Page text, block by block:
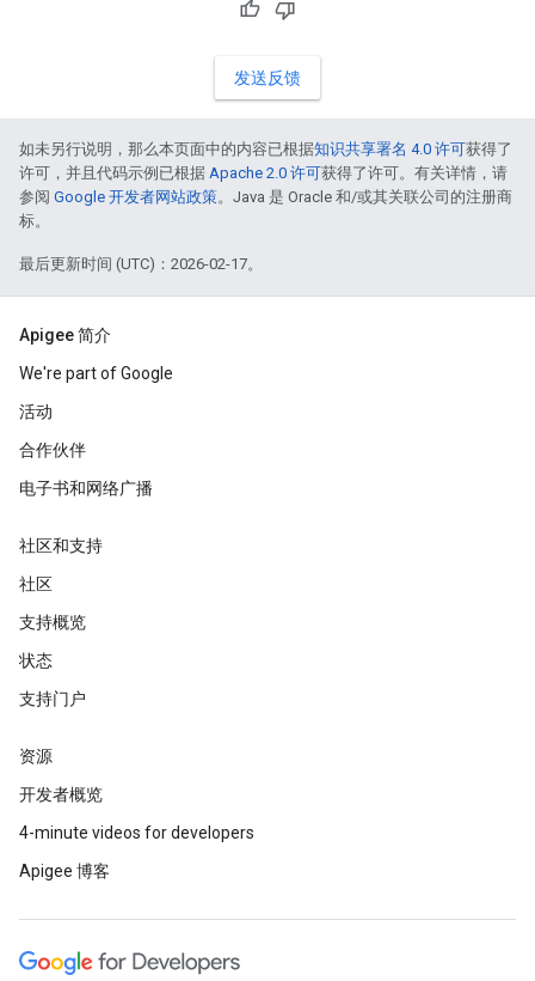
发送反馈
如未另行说明，那么本页面中的内容已根据知识共享署名 4.0 许可获得了
许可，并且代码示例已根据 Apache 2.0 许可获得了许可。有关详情，请
参阅 Google 开发者网站政策。Java 是 Oracle 和/或其关联公司的注册商
标。
最后更新时间 (UTC)：2026-02-17。
Apigee 简介
We're part of Google
活动
合作伙伴
电子书和网络广播
社区和支持
社区
支持概览
状态
支持门户
资源
开发者概览
4-minute videos for developers
Apigee 博客